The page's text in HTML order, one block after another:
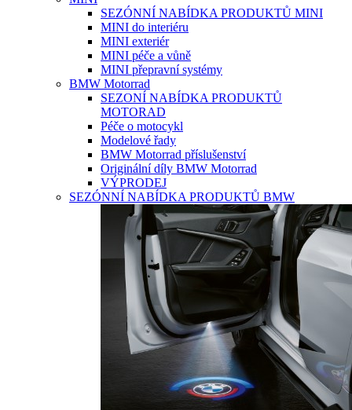
SEZÓNNÍ NABÍDKA PRODUKTŮ MINI
MINI do interiéru
MINI exteriér
MINI péče a vůně
MINI přepravní systémy
BMW Motorrad
SEZONÍ NABÍDKA PRODUKTŮ
MOTORAD
Péče o motocykl
Modelové řady
BMW Motorrad příslušenství
Originální díly BMW Motorrad
VÝPRODEJ
SEZÓNNÍ NABÍDKA PRODUKTŮ BMW